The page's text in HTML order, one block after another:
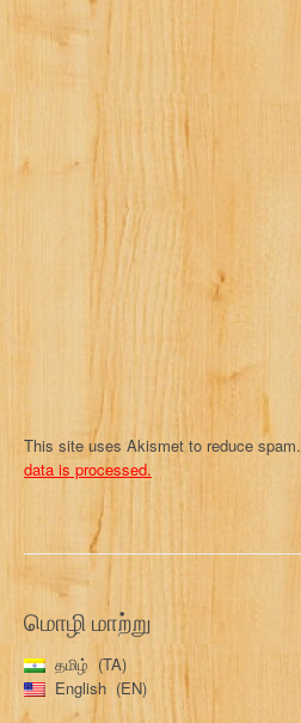
v
t
This site uses Akismet to reduce spam.
data is processed.
மொழி மாற்று
தமிழ்
TA
English
EN